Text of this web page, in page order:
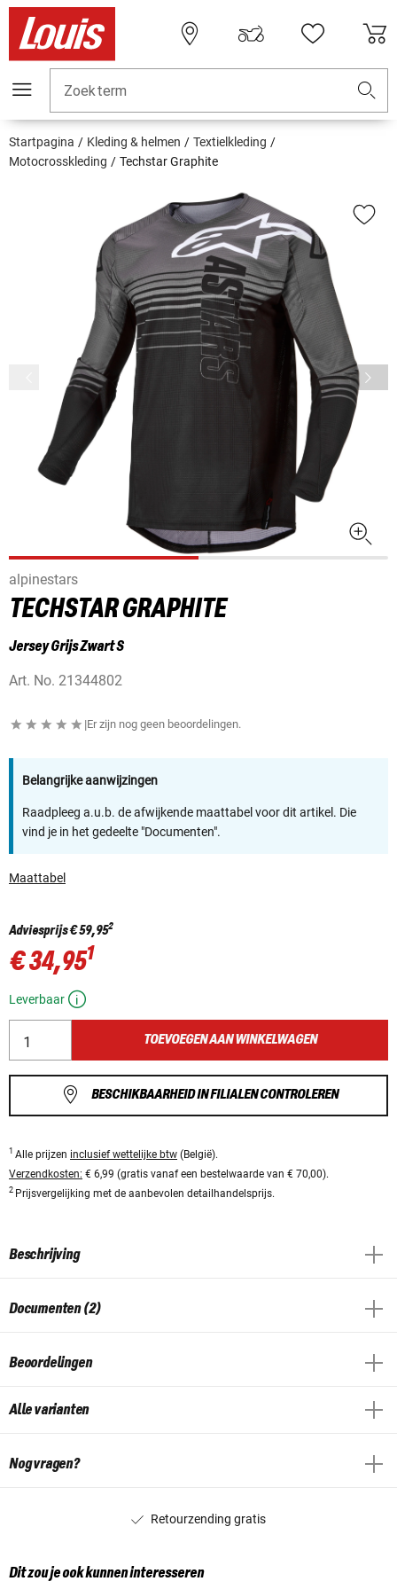
Zoekterm
Startpagina Kleding & helmen
Textielkleding
Motocrosskleding
Techstar Graphite
alpinestars
TECHSTAR GRAPHITE
Jersey Grijs Zwart S
Art. No. 21344802
|Er zijn nog geen beoordelingen.
Belangrijke aanwijzingen
Raadpleeg a.u.b. de afwijkende maattabel voor dit artikel. Die
vind je in het gedeelte "Documenten".
Maattabel
Adviesprijs€ 59,952
€ 34,951
Leverbaar
TOEVOEGEN AAN WINKELWAGEN
BESCHIKBAARHEID IN FILIALEN CONTROLEREN
1 Alle prijzen inclusief wettelijke btw (België).
Verzendkosten: € 6,99 (gratis vanaf een bestelwaarde van € 70,00).
2 Prijsvergelijking met de aanbevolen detailhandelsprijs.
Beschrijving
Documenten (2)
Beoordelingen
Alle varianten
Nog vragen?
Retourzending gratis
Dit zou je ook kunnen interesseren